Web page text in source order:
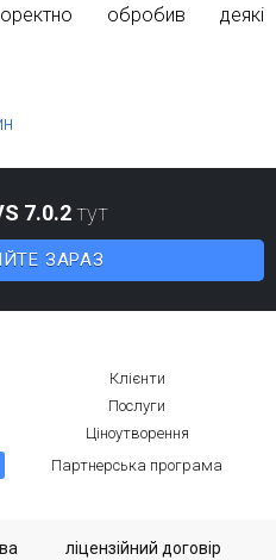
обробив деякі
7.0.2тут
ЗАРАЗ
Клієнти
Послуги
Ціноутворення
Партнерська програма
ліцензійний договір